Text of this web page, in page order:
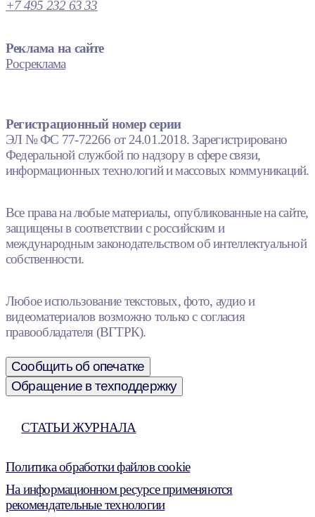
+7 495 232 63 33
Реклама на сайте
Росреклама
Регистрационный номер серии
ЭЛ № ФС 77-72266 от 24.01.2018. Зарегистрировано
Федеральной службой по надзору в сфере связи,
информационных технологий и массовых коммуникаций.
Все права на любые материалы, опубликованные на сайте,
защищены в соответствии с российским и
международным законодательством об интеллектуальной
собственности.
Любое использование текстовых, фото, аудио и
видеоматериалов возможно только с согласия
правообладателя (ВГТРК).
Сообщить об опечатке
Обращение в техподдержку
СТАТЬИ ЖУРНАЛА
Политика обработки файлов cookie
На информационном ресурсе применяются
рекомендательные технологии